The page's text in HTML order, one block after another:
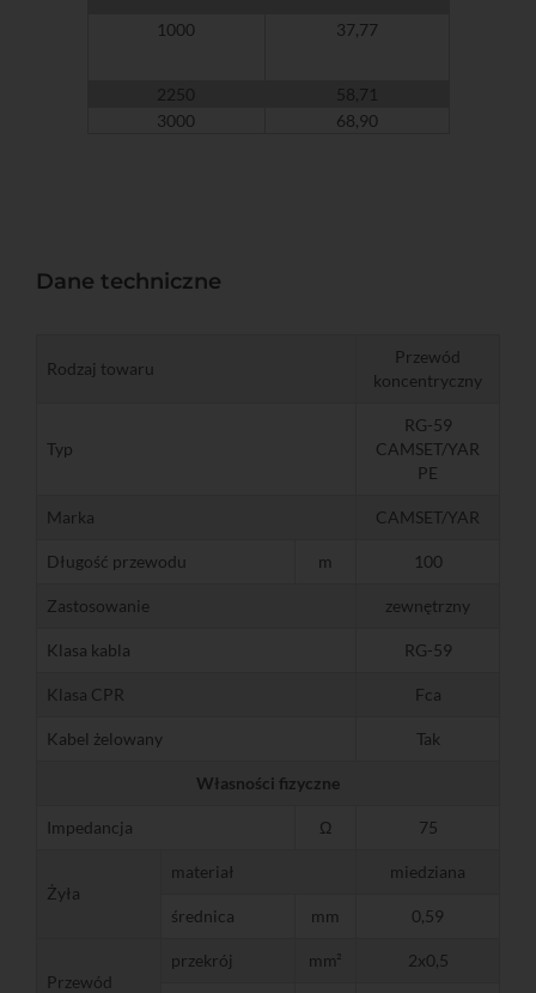
1000 37,77
2250
58,71
3000
68,90
Dane techniczne
Rodzaj towaru
Przewód
koncentryczny
Typ
RG-59
CAMSET/YAR
PE
Marka CAMSET/YAR
Długość przewodu m 100
Zastosowanie zewnętrzny
Klasa kabla RG-59
Klasa CPR Fca
Kabel żelowany Tak
Własności fizyczne
Impedancja Ω 75
Żyła
materiał miedziana
średnica mm 0,59
Przewód
przekrój mm² 2x0,5